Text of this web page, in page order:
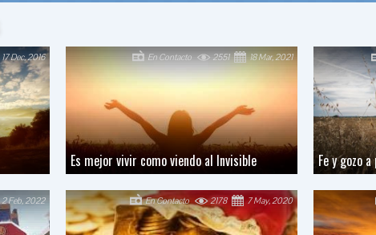
17 Dec, 2016
Es mejor vivir como viendo al Invisible
18 Mar, 2021
2551
En Contacto
Fe y gozo
2 Feb, 2022 7 May, 2020
2178
En Contacto